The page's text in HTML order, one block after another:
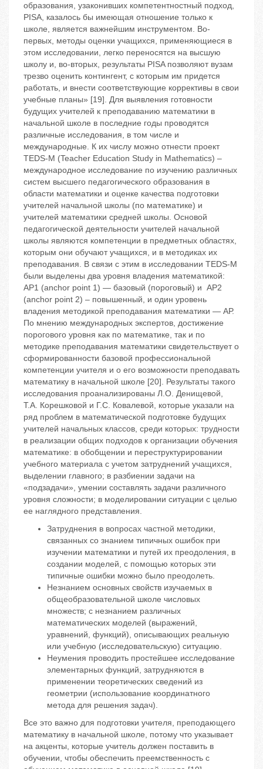
образования, узаконивших компетентностный подход,
PISA, казалось бы имеющая отношение только к
школе, является важнейшим инструментом. Во-
первых, методы оценки учащихся, применяющиеся в
этом исследовании, легко переносятся на высшую
школу и, во-вторых, результаты PISA позволяют вузам
трезво оценить контингент, с которым им придется
работать, и внести соответствующие коррективы в свои
учебные планы» [19]. Для выявления готовности
будущих учителей к преподаванию математики в
начальной школе в последние годы проводятся
различные исследования, в том числе и
международные. К их числу можно отнести проект
TEDS-M (Teacher Education Study in Mathematics) –
международное исследование по изучению различных
систем высшего педагогического образования в
области математики и оценке качества подготовки
учителей начальной школы (по математике) и
учителей математики средней школы. Основой
педагогической деятельности учителей начальной
школы являются компетенции в предметных областях,
которым они обучают учащихся, и в методиках их
преподавания. В связи с этим в исследовании TEDS-M
были выделены два уровня владения математикой:
AP1 (anchor point 1) — базовый (пороговый) и АР2
(anchor point 2) – повышенный, и один уровень
владения методикой преподавания математики — АР.
По мнению международных экспертов, достижение
порогового уровня как по математике, так и по
методике преподавания математики свидетельствует о
сформированности базовой профессиональной
компетенции учителя и о его возможности преподавать
математику в начальной школе [20]. Результаты такого
исследования проанализированы Л.О. Денищевой,
Т.А. Корешковой и Г.С. Ковалевой, которые указали на
ряд проблем в математической подготовке будущих
учителей начальных классов, среди которых: трудности
в реализации общих подходов к организации обучения
математике: в обобщении и переструктурировании
учебного материала с учетом затруднений учащихся,
выделении главного; в разбиении задачи на
«подзадачи», умении составлять задачи различного
уровня сложности; в моделировании ситуации с целью
ее наглядного представления.
Затруднения в вопросах частной методики,
связанных со знанием типичных ошибок при
изучении математики и путей их преодоления, в
создании моделей, с помощью которых эти
типичные ошибки можно было преодолеть.
Незнанием основных свойств изучаемых в
общеобразовательной школе числовых
множеств; с незнанием различных
математических моделей (выражений,
уравнений, функций), описывающих реальную
или учебную (исследовательскую) ситуацию.
Неумения проводить простейшее исследование
элементарных функций, затрудняются в
применении теоретических сведений из
геометрии (использование координатного
метода для решения задач).
Все это важно для подготовки учителя, преподающего
математику в начальной школе, потому что указывает
на акценты, которые учитель должен поставить в
обучении, чтобы обеспечить преемственность с